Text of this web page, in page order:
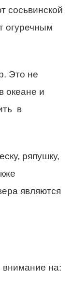
сосьвинской
огуречным
Это не
океане и
в
ряпушку,
являются
внимание на: